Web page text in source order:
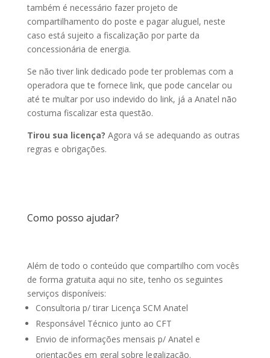
também é necessário fazer projeto de
compartilhamento do poste e pagar aluguel, neste
caso está sujeito a fiscalização por parte da
concessionária de energia.
Se não tiver link dedicado pode ter problemas com a
operadora que te fornece link, que pode cancelar ou
até te multar por uso indevido do link, já a Anatel não
costuma fiscalizar esta questão.
Tirou sua licença? Agora vá se adequando as outras
regras e obrigações.
Como posso ajudar?
Além de todo o conteúdo que compartilho com vocês
de forma gratuita aqui no site, tenho os seguintes
serviços disponíveis:
Consultoria p/ tirar Licença SCM Anatel
Responsável Técnico junto ao CFT
Envio de informações mensais p/ Anatel e
orientações em geral sobre legalização.